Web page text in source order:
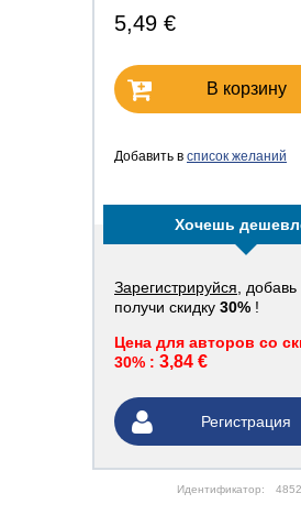
5,49 €
В корзину
Добавить в список желаний
Хочешь
Зарегистрируйся ,
получи скидку 30% !
Цена для авторов со
30% : 3,84 €
Регистрация
Идентификатор: